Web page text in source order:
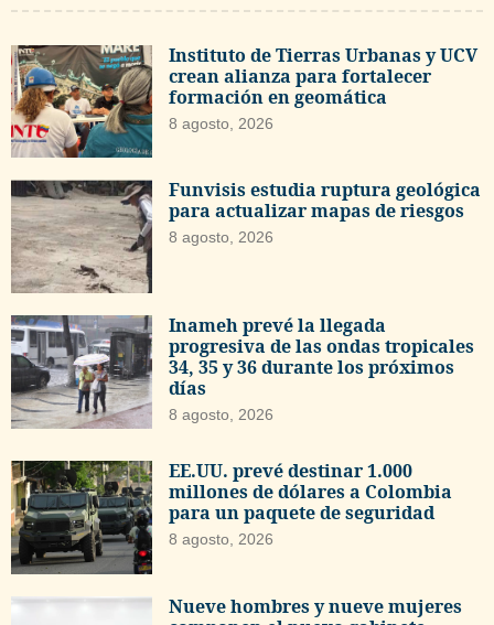
Instituto de Tierras Urbanas y UCV
crean alianza para fortalecer
formación en geomática
8 agosto, 2026
Funvisis estudia ruptura geológica
para actualizar mapas de riesgos
8 agosto, 2026
Inameh prevé la llegada
progresiva de las ondas tropicales
34, 35 y 36 durante los próximos
días
8 agosto, 2026
EE.UU. prevé destinar 1.000
millones de dólares a Colombia
para un paquete de seguridad
8 agosto, 2026
Nueve hombres y nueve mujeres